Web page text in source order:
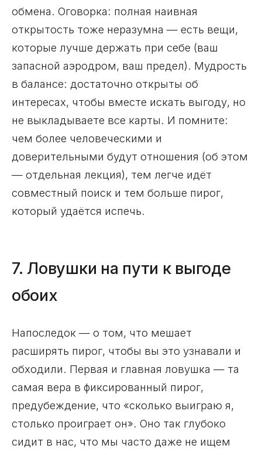
обмена. Оговорка: полная наивная
открытость тоже неразумна — есть вещи,
которые лучше держать при себе (ваш
запасной аэродром, ваш предел). Мудрость
в балансе: достаточно открыты об
интересах, чтобы вместе искать выгоду, но
не выкладываете все карты. И помните:
чем более человеческими и
доверительными будут отношения (об этом
— отдельная лекция), тем легче идёт
совместный поиск и тем больше пирог,
который удаётся испечь.
7. Ловушки на пути к выгоде
обоих
Напоследок — о том, что мешает
расширять пирог, чтобы вы это узнавали и
обходили. Первая и главная ловушка — та
самая вера в фиксированный пирог,
предубеждение, что «сколько выиграю я,
столько проиграет он». Оно так глубоко
сидит в нас, что мы часто даже не ищем